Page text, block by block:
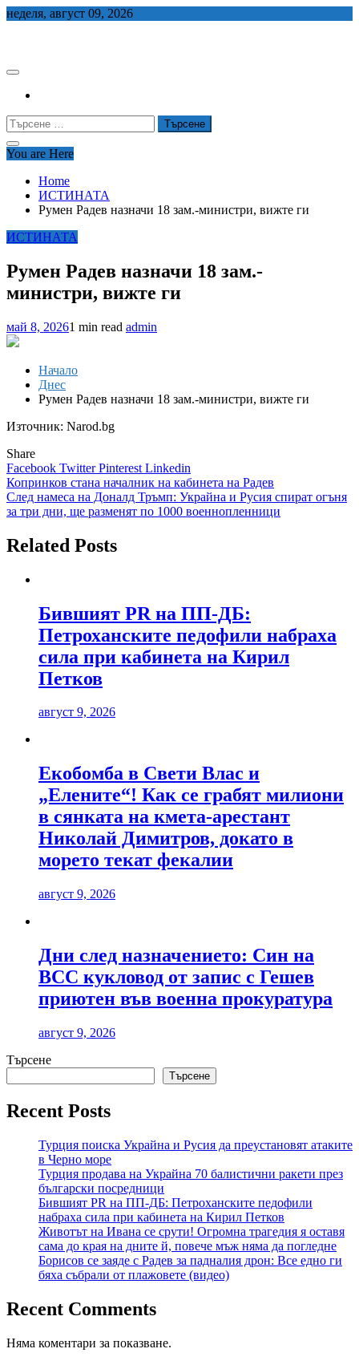
Skip
неделя, август 09, 2026
Търсене
за:
You are Here
Home
ИСТИНАТА
Румен Радев назначи 18 зам.-министри, вижте ги
ИСТИНАТА
Румен Радев назначи 18 зам.-
министри, вижте ги
май 8, 20261 min read admin
Начало
Днес
Румен Радев назначи 18 зам.-министри, вижте ги
Източник: Narod.bg
Share
Facebook TwitterPinterest Linkedin
Навигация
Копринков стана началник на кабинета на Радев
След намеса на Доналд Тръмп: Украйна и Русия спират огъня
за три дни, ще разменят по 1000 военнопленници
Related Posts
Бившият PR на ПП-ДБ:
Петроханските педофили набраха
сила при кабинета на Кирил
Петков
август 9, 2026
Екобомба в Свети Влас и
„Елените“! Как се грабят милиони
в сянката на кмета-арестант
Николай Димитров, докато в
морето текат фекалии
август 9, 2026
Дни след назначението: Син на
ВСС кукловод от запис с Гешев
приютен във военна прокуратура
август 9, 2026
Търсене
Търсене
Recent Posts
Турция поиска Украйна и Русия да преустановят атаките
в Черно море
Турция продава на Украйна 70 балистични ракети през
български посредници
Бившият PR на ПП-ДБ: Петроханските педофили
набраха сила при кабинета на Кирил Петков
Животът на Ивана се срути! Огромна трагедия я оставя
сама до края на дните й, повече мъж няма да погледне
Борисов се заяде с Радев за падналия дрон: Все едно ги
бяха събрали от плажовете (видео)
Recent Comments
Няма коментари за показване.